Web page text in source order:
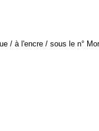
/ à l'encre / sous le n°